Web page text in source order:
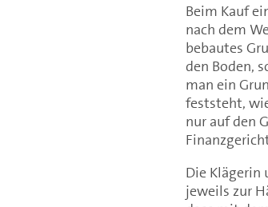
Beim Kauf
nach dem
bebautes
den Boden,
man ein
feststeht,
nur auf den
Die Klägerin
jeweils zur